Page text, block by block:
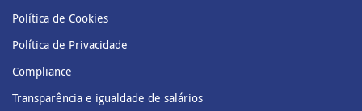
Política de Cookies
Política de Privacidade
Compliance
Transparência e igualdade de salários